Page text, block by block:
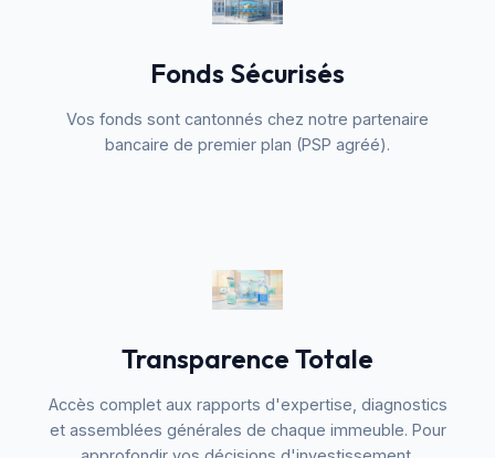
Fonds Sécurisés
Vos fonds sont cantonnés chez notre partenaire
bancaire de premier plan (PSP agréé).
Transparence Totale
Accès complet aux rapports d'expertise, diagnostics
et assemblées générales de chaque immeuble. Pour